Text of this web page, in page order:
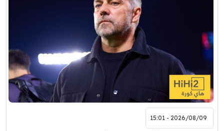
2026/08/09 - 15:01